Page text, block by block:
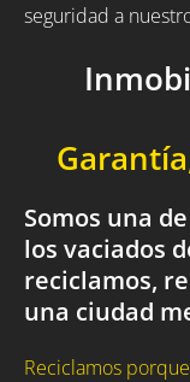
seguridad a
Somos una
los vaciados
reciclamos,
una ciudad
Reciclamos